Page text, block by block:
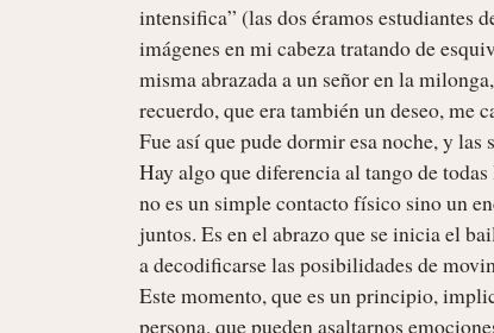
intensifica” (las dos éramos estudiantes
imágenes en mi cabeza tratando de
misma abrazada a un señor en la
recuerdo, que era también un deseo, me
Fue así que pude dormir esa noche, y
Hay algo que diferencia al tango de
no es un simple contacto físico sino un
juntos. Es en el abrazo que se inicia el
a decodificarse las posibilidades de
Este momento, que es un principio,
persona, que pueden asaltarnos